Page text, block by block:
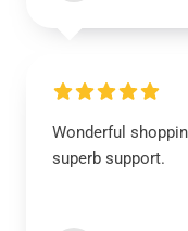
Wonderful
superb support.